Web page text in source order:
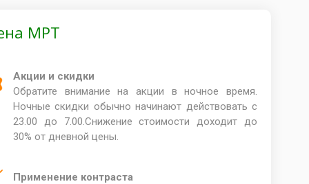
МРТ
Акции и скидки
Обратите внимание на акции в ночное время.
Ночные скидки обычно начинают действовать с
23.00 до 7.00.Снижение стоимости доходит до
30% от дневной цены.
Применение контраста